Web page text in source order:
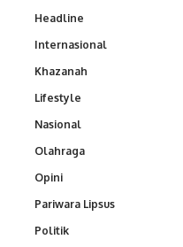
Headline
Internasional
Khazanah
Lifestyle
Nasional
Olahraga
Opini
Pariwara Lipsus
Politik